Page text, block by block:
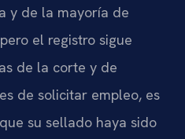
y de la mayoría de
el registro sigue
de la corte y de
de solicitar empleo, es
su sellado haya sido